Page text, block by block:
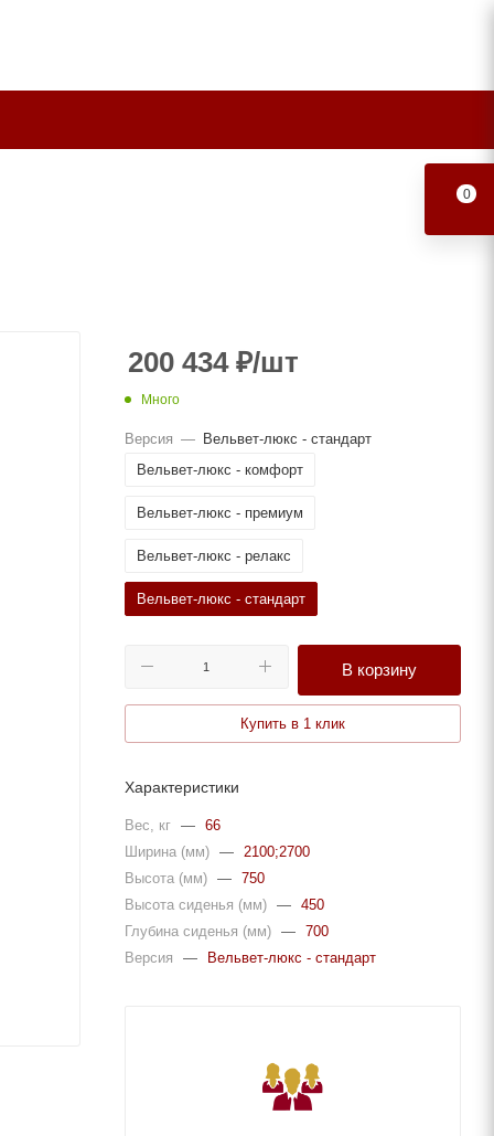
200 434₽/шт
Много
Версия — Вельвет-люкс - стандарт
Вельвет-люкс - комфорт
Вельвет-люкс - премиум
Вельвет-люкс - релакс
Вельвет-люкс - стандарт
В корзину
Купить в 1 клик
Характеристики
Вес, кг — 66
Ширина (мм) —
2100;2700
Высота (мм) — 750
Высота сиденья (мм) — 450
Глубина сиденья (мм) — 700
Версия
— Вельвет-люкс - стандарт
0